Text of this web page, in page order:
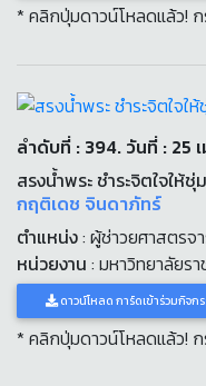
* คลิกปุ่มดาวน์โหลดแล้ว!
ลำดับที่ : 394. วันที่ : 25
สรงน้ำพระ ชำระจิตใจให้
กฤติเดช จินดาภัทร์
ตำแหน่ง: ผู้ช่าวยศาสตรจ
หน่วยงาน : มหาวิทยาลัยร
ดาวน์โหลด การ์ดเข้าร่วมกิจก
* คลิกปุ่มดาวน์โหลดแล้ว!